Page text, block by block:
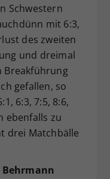
Schwestern
mit 6:3,
des zweiten
und dreimal
Breakführung
gefallen, so
6:3, 7:5, 8:6,
ebenfalls zu
drei Matchbälle